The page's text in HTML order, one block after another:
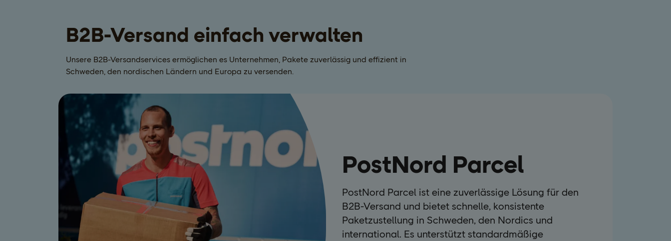
B2B-Versand einfach verwalten
Unsere B2B-Versandservices ermöglichen es Unternehmen, Pakete zuverlässig und effizient in
Schweden, den nordischen Ländern und Europa zu versenden.
PostNord Parcel
PostNord Parcel ist eine zuverlässige Lösung für den
B2B-Versand und bietet schnelle, konsistente
Paketzustellung in Schweden, den Nordics und
international. Es unterstützt standardmäßige